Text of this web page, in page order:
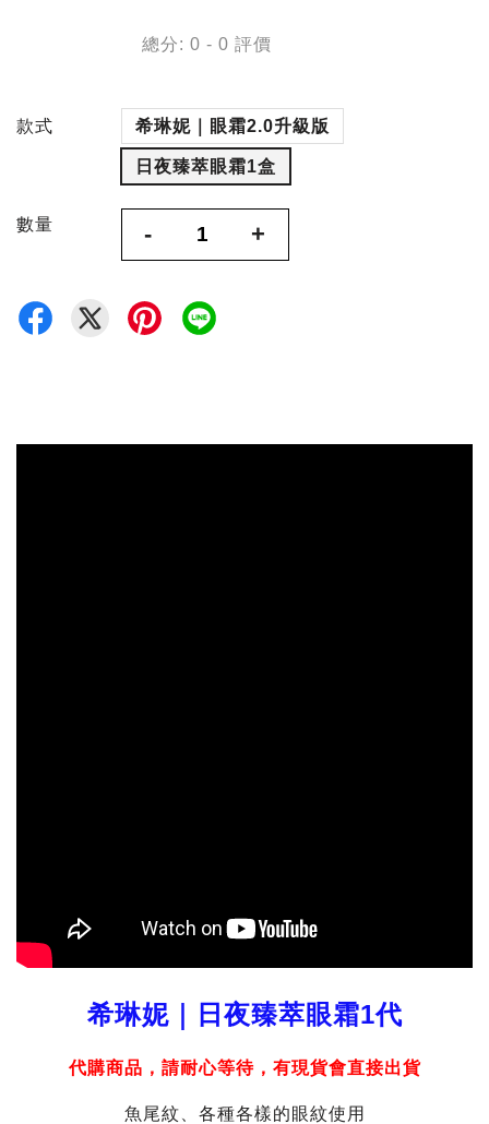
總分: 0 - 0 評價
款式 希琳妮｜眼霜2.0升級版
日夜臻萃眼霜1盒
數量 - +
希琳妮｜日夜臻萃眼霜1代
代購商品，請耐心等待，有現貨會直接出貨
魚尾紋、各種各樣的眼紋使用